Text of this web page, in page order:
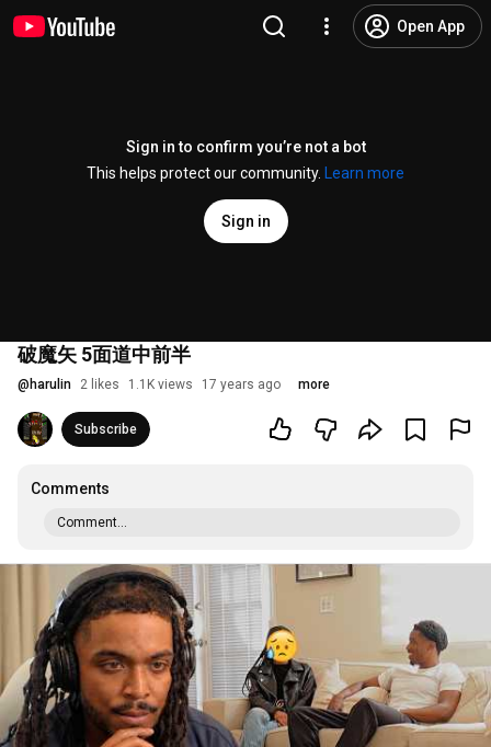
Open App
Sign in to confirm you’re not a bot
This helps protect our community.
Learn more
Sign in
破魔矢 5面道中前半
@ harulin 2 likes 1.1K views 17 years ago more
Subscribe
Comments
Comment...